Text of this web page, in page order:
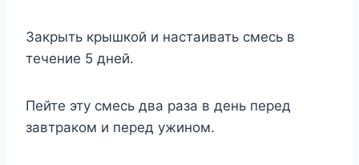
Закрыть крышкой и настаивать смесь в
течение 5 дней.
Пейте эту смесь два раза в день перед
завтраком и перед ужином.